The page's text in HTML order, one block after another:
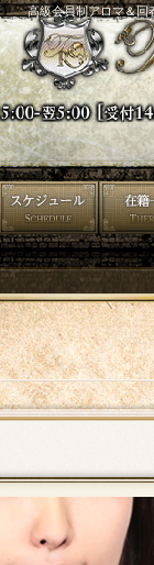
高級会員制アロマ＆